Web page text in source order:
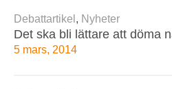
Debattartikel , Nyheter
Det ska bli lättare att döma
5 mars, 2014